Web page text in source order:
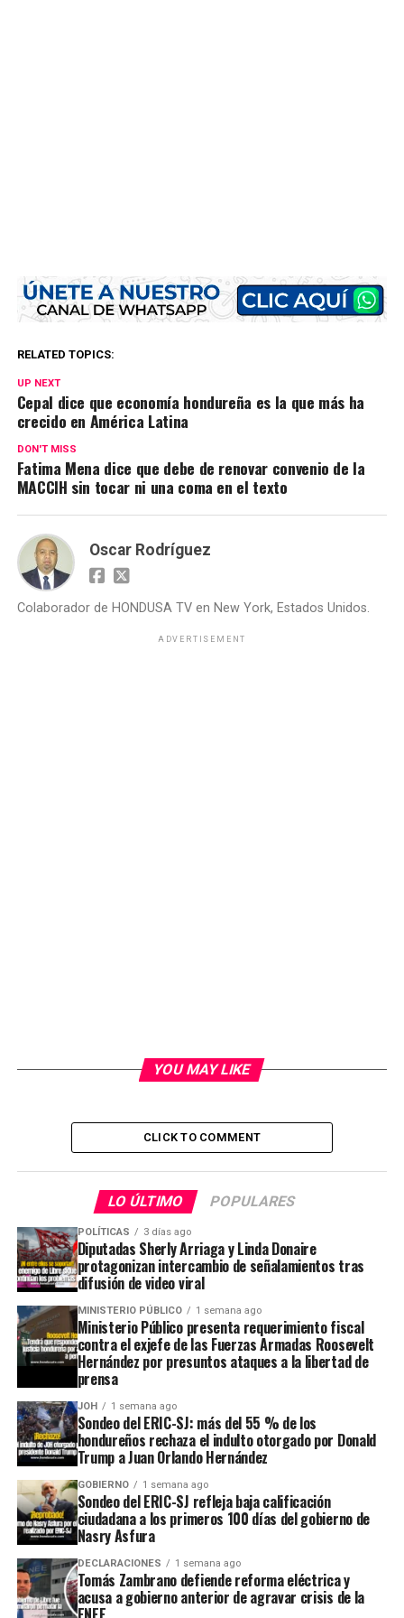
RELATED TOPICS:
UP NEXT
Cepal dice que economía hondureña es la que más ha
crecido en América Latina
DON'T MISS
Fatima Mena dice que debe de renovar convenio de la
MACCIH sin tocar ni una coma en el texto
Oscar Rodríguez
Colaborador de HONDUSA TV en New York, Estados Unidos.
ADVERTISEMENT
YOU MAY LIKE
CLICK TO COMMENT
LO ÚLTIMO POPULARES
POLÍTICAS 3 días ago
Diputadas Sherly Arriaga y Linda Donaire
protagonizan intercambio de señalamientos tras
difusión de video viral
MINISTERIO PÚBLICO 1 semana ago
Ministerio Público presenta requerimiento fiscal
contra el exjefe de las Fuerzas Armadas Roosevelt
Hernández por presuntos ataques a la libertad de
prensa
JOH 1 semana ago
Sondeo del ERIC-SJ: más del 55 % de los
hondureños rechaza el indulto otorgado por Donald
Trump a Juan Orlando Hernández
GOBIERNO 1 semana ago
Sondeo del ERIC-SJ refleja baja calificación
ciudadana a los primeros 100 días del gobierno de
Nasry Asfura
DECLARACIONES 1 semana ago
Tomás Zambrano defiende reforma eléctrica y
acusa a gobierno anterior de agravar crisis de la